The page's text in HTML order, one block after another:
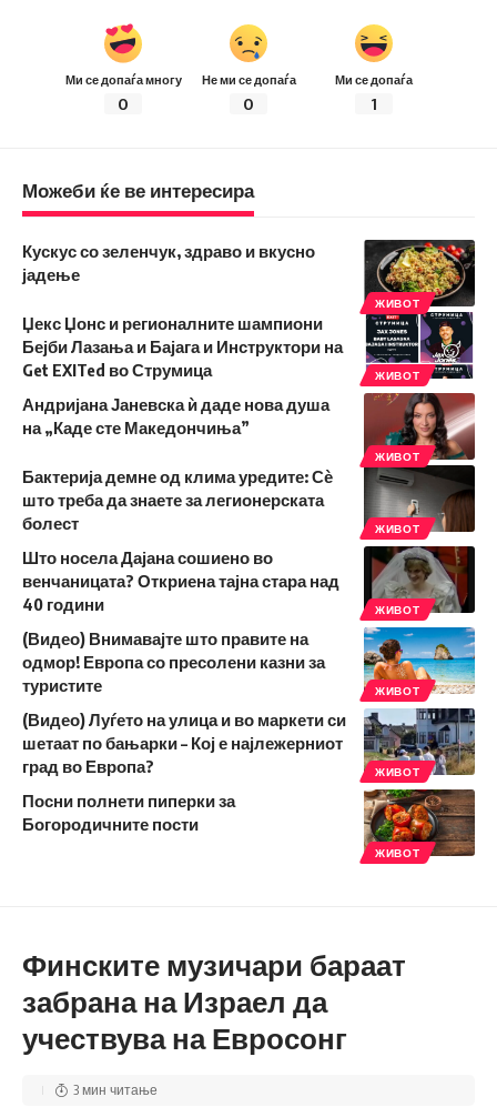
Ми се допаѓа многу
0
Не ми се допаѓа
0
Ми се допаѓа
1
Можеби ќе ве интересира
ЖИВОТ
Кускус со зеленчук, здраво и вкусно
јадење
ЖИВОТ
Џекс Џонс и регионалните шампиони
Бејби Лазања и Бајага и Инструктори на
Get EXITed во Струмица
ЖИВОТ
Андријана Јаневска ѝ даде нова душа
на „Каде сте Македончиња”
ЖИВОТ
Бактерија демне од клима уредите: Сѐ
што треба да знаете за легионерската
болест
ЖИВОТ
Што носела Дајана сошиено во
венчаницата? Откриена тајна стара над
40 години
ЖИВОТ
(Видео) Внимавајте што правите на
одмор! Европа со пресолени казни за
туристите
ЖИВОТ
(Видео) Луѓето на улица и во маркети си
шетаат по бањарки – Кој е најлежерниот
град во Европа?
ЖИВОТ
Посни полнети пиперки за
Богородичните пости
Финските музичари бараат
забрана на Израел да
учествува на Евросонг
3 мин читање